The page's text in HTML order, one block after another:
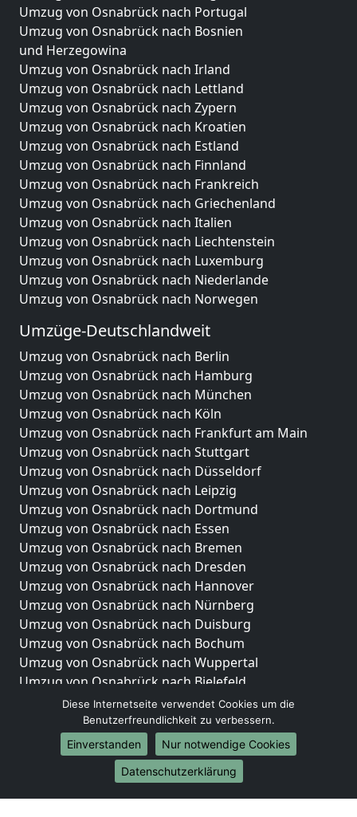
Umzug von Osnabrück nach Portugal
Umzug von Osnabrück nach Bosnien
und Herzegowina
Umzug von Osnabrück nach Irland
Umzug von Osnabrück nach Lettland
Umzug von Osnabrück nach Zypern
Umzug von Osnabrück nach Kroatien
Umzug von Osnabrück nach Estland
Umzug von Osnabrück nach Finnland
Umzug von Osnabrück nach Frankreich
Umzug von Osnabrück nach Griechenland
Umzug von Osnabrück nach Italien
Umzug von Osnabrück nach Liechtenstein
Umzug von Osnabrück nach Luxemburg
Umzug von Osnabrück nach Niederlande
Umzug von Osnabrück nach Norwegen
Umzüge-Deutschlandweit
Umzug von Osnabrück nach Berlin
Umzug von Osnabrück nach Hamburg
Umzug von Osnabrück nach München
Umzug von Osnabrück nach Köln
Umzug von Osnabrück nach Frankfurt am Main
Umzug von Osnabrück nach Stuttgart
Umzug von Osnabrück nach Düsseldorf
Umzug von Osnabrück nach Leipzig
Umzug von Osnabrück nach Dortmund
Umzug von Osnabrück nach Essen
Umzug von Osnabrück nach Bremen
Umzug von Osnabrück nach Dresden
Umzug von Osnabrück nach Hannover
Umzug von Osnabrück nach Nürnberg
Umzug von Osnabrück nach Duisburg
Umzug von Osnabrück nach Bochum
Umzug von Osnabrück nach Wuppertal
Umzug von Osnabrück nach Bielefeld
Umzug von Osnabrück nach Bonn
Umzug von Osnabrück nach Münster
Internationale-Umzüge
Umzug von Osnabrück nach Brasilien
Umzug von Osnabrück nach Brunei Darussalam
Diese Internetseite verwendet Cookies um die
Benutzerfreundlichkeit zu verbessern.
Einverstanden
Nur notwendige Cookies
Datenschutzerklärung